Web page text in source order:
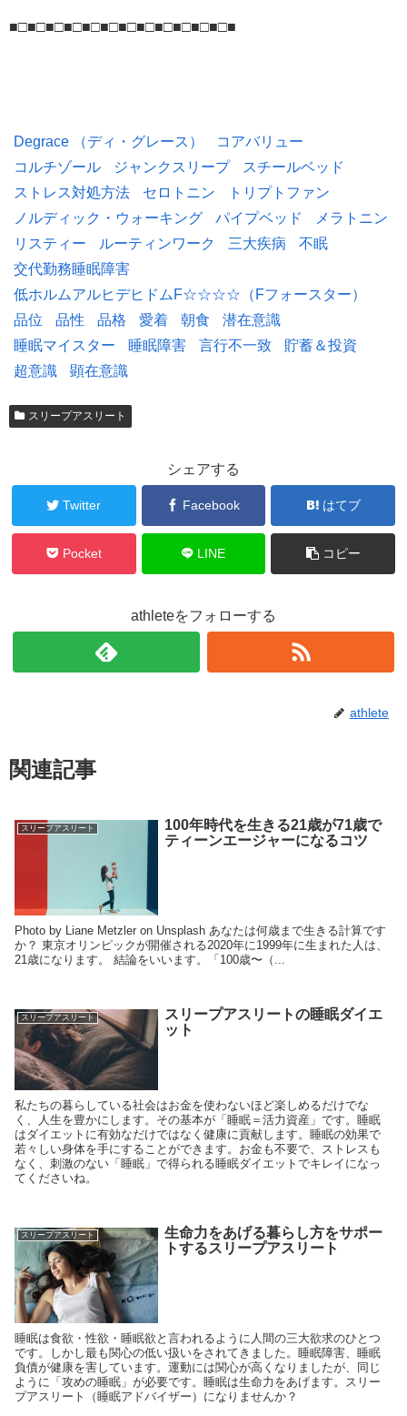
■□■□■□■□■□■□■□■□■□■□■□■□■
Degrace （ディ・グレース）
コアバリュー
コルチゾール
ジャンクスリープ
スチールベッド
ストレス対処方法
セロトニン
トリプトファン
ノルディック・ウォーキング
パイプベッド
メラトニン
リスティー
ルーティンワーク 三大疾病
不眠
交代勤務睡眠障害
低ホルムアルヒデヒドムF☆☆☆☆（Fフォースター）
品位
品性 品格 愛着 朝食
潜在意識
睡眠マイスター
睡眠障害 言行不一致
貯蓄＆投資
超意識
顕在意識
スリープアスリート
シェアする
Twitter Facebook はてブ
Pocket LINE コピー
athleteをフォローする
athlete
関連記事
スリープアスリート
100年時代を生きる21歳が71歳で
ティーンエージャーになるコツ
Photo by Liane Metzler on Unsplash あなたは何歳まで生きる計算です
か？ 東京オリンピックが開催される2020年に1999年に生まれた人は、
21歳になります。 結論をいいます。「100歳〜（...
スリープアスリート
スリープアスリートの睡眠ダイエ
ット
私たちの暮らしている社会はお金を使わないほど楽しめるだけでな
く、人生を豊かにします。その基本が「睡眠＝活力資産」です。睡眠
はダイエットに有効なだけではなく健康に貢献します。睡眠の効果で
若々しい身体を手にすることができます。お金も不要で、ストレスも
なく、刺激のない「睡眠」で得られる睡眠ダイエットでキレイになっ
てくださいね。
スリープアスリート
生命力をあげる暮らし方をサポー
トするスリープアスリート
睡眠は食欲・性欲・睡眠欲と言われるように人間の三大欲求のひとつ
です。しかし最も関心の低い扱いをされてきました。睡眠障害、睡眠
負債が健康を害しています。運動には関心が高くなりましたが、同じ
ように「攻めの睡眠」が必要です。睡眠は生命力をあげます。スリー
プアスリート（睡眠アドバイザー）になりませんか？